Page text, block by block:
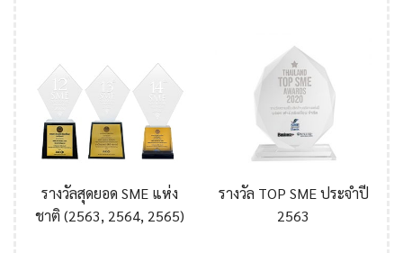
รางวัลสุดยอด SME แห่ง
ชาติ (2563, 2564, 2565)
รางวัล TOP SME ประจำปี
2563